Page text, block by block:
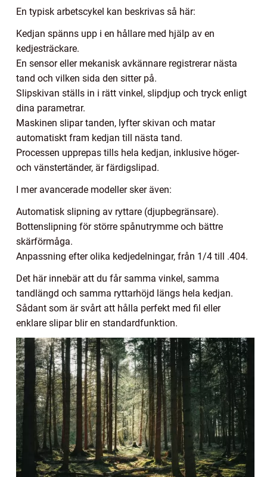
En typisk arbetscykel kan beskrivas så här:
Kedjan spänns upp i en hållare med hjälp av en
kedjesträckare.
En sensor eller mekanisk avkännare registrerar nästa
tand och vilken sida den sitter på.
Slipskivan ställs in i rätt vinkel, slipdjup och tryck enligt
dina parametrar.
Maskinen slipar tanden, lyfter skivan och matar
automatiskt fram kedjan till nästa tand.
Processen upprepas tills hela kedjan, inklusive höger-
och vänstertänder, är färdigslipad.
I mer avancerade modeller sker även:
Automatisk slipning av ryttare (djupbegränsare).
Bottenslipning för större spånutrymme och bättre
skärförmåga.
Anpassning efter olika kedjedelningar, från 1/4 till .404.
Det här innebär att du får samma vinkel, samma
tandlängd och samma ryttarhöjd längs hela kedjan.
Sådant som är svårt att hålla perfekt med fil eller
enklare slipar blir en standardfunktion.